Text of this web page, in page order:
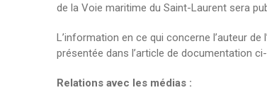
de la Voie maritime du Saint-Laurent sera
L’information en ce qui concerne l’auteur
présentée dans l’article de documentation
Relations avec les médias :